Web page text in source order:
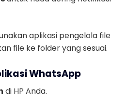
aplikasi pengelola file
file ke folder yang sesuai.
WhatsApp
di HP Anda.